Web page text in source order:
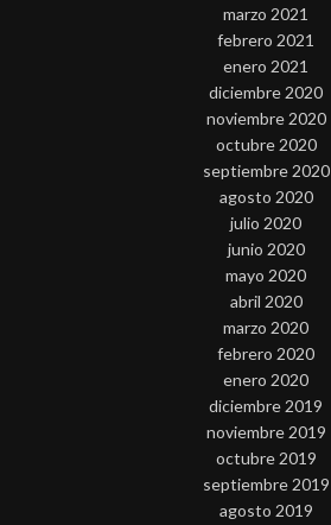
marzo 2021
febrero 2021
enero 2021
diciembre 2020
noviembre 2020
octubre 2020
septiembre 2020
agosto 2020
julio 2020
junio 2020
mayo 2020
abril 2020
marzo 2020
febrero 2020
enero 2020
diciembre 2019
noviembre 2019
octubre 2019
septiembre 2019
agosto 2019